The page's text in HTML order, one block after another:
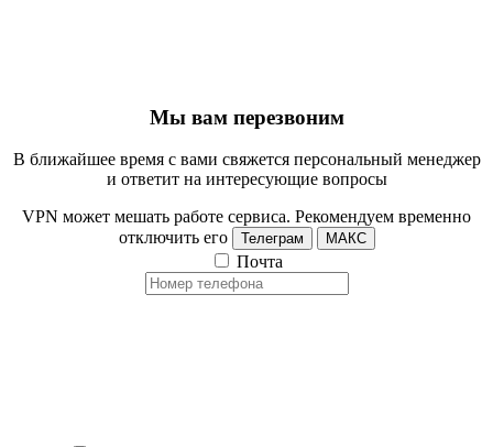
Мы вам перезвоним
В ближайшее время с вами свяжется персональный менеджер
и ответит на интересующие вопросы
VPN может мешать работе сервиса. Рекомендуем временно
отключить его
Телеграм МАКС
Почта